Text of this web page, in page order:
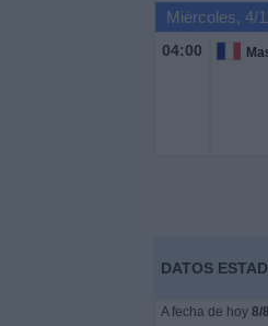
Miércoles, 4/
04:00
DATOS
A fecha de hoy 8/